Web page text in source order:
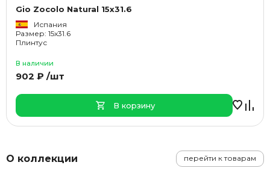
О коллекции перейти к товарам
Gio Zocolo Natural 15x31.6
Испания
Размер: 15x31.6
Плинтус
В наличии
902 ₽ /шт
В корзину